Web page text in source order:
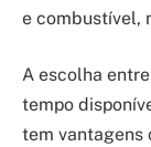
e combustível,
A escolha
tempo
tem vantagens